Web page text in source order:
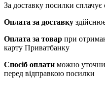
За доставку посилки сплачує
Оплата за доставку
Оплата за товар при
карту Приватбанку
Спосіб оплати можно
перед відправкою посилки